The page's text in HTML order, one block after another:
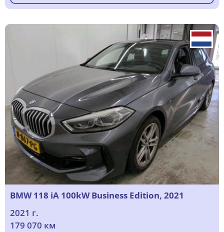
BMW 118 iA 100kW Business Edition, 2021
2021 г.
179 070 км